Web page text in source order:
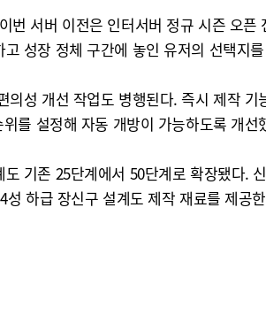
번 서버 이전은 인터서버 정규 시즌 오
고 성장 정체 구간에 놓인 유저의 선택지
의성 개선 작업도 병행된다. 즉시 제작
를 설정해 자동 개방이 가능하도록 개선
도 기존 25단계에서 50단계로 확장됐다.
성 하급 장신구 설계도 제작 재료를 제공